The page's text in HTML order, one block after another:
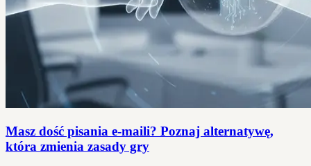
Masz dość pisania e-maili? Poznaj alternatywę,
która zmienia zasady gry